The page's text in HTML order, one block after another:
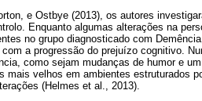
e Ostbye (2013), os autores
Enquanto algumas alterações na
no grupo diagnosticado com
a progressão do prejuízo cognitivo.
como sejam mudanças de humor e
mais velhos em ambientes estruturados
(Helmes et al., 2013).